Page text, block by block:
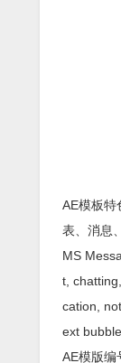
AE模板特
表、消息
MS
t,
cation,
ext
AE模版编